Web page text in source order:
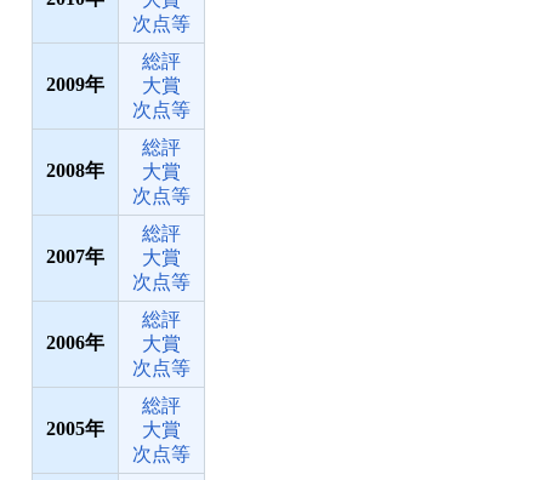
次点等
2009
総評
大賞
次点等
2008
総評
大賞
次点等
2007
総評
大賞
次点等
2006
総評
大賞
次点等
2005
総評
大賞
次点等